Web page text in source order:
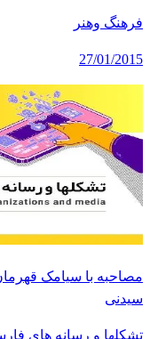
فرهنگ وهنر
27/01/2015
مصاحبه با سیامک
سیدنی
تشکلها و رسانه های